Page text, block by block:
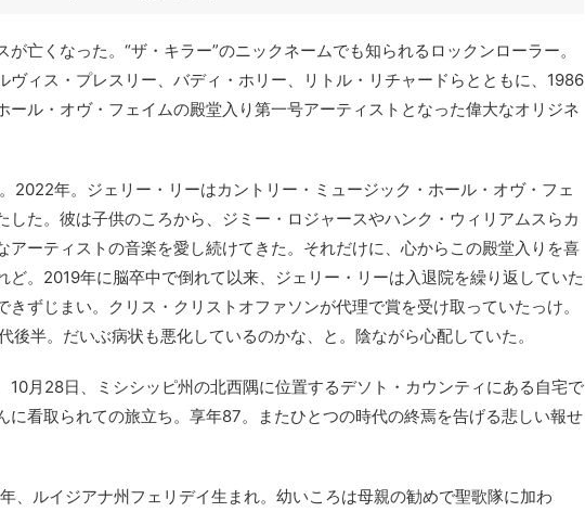
が亡くなった。“ザ・キラー”のニックネームでも知られるロックンローラー。
ヴィス・プレスリー、バディ・ホリー、リトル・リチャードらとともに、1986
ール・オヴ・フェイムの殿堂入り第一号アーティストとなった偉大なオリジネ
2022年。ジェリー・リーはカントリー・ミュージック・ホール・オヴ・フェ
した。彼は子供のころから、ジミー・ロジャースやハンク・ウィリアムスらカ
アーティストの音楽を愛し続けてきた。それだけに、心からこの殿堂入りを喜
ど。2019年に脳卒中で倒れて以来、ジェリー・リーは入退院を繰り返していた
きずじまい。クリス・クリストオファソンが代理で賞を受け取っていたっけ。
後半。だいぶ病状も悪化しているのかな、と。陰ながら心配していた。
10月28日、ミシシッピ州の北西隅に位置するデソト・カウンティにある自宅で
に看取られての旅立ち。享年87。またひとつの時代の終焉を告げる悲しい報せ
、ルイジアナ州フェリデイ生まれ。幼いころは母親の勧めで聖歌隊に加わ